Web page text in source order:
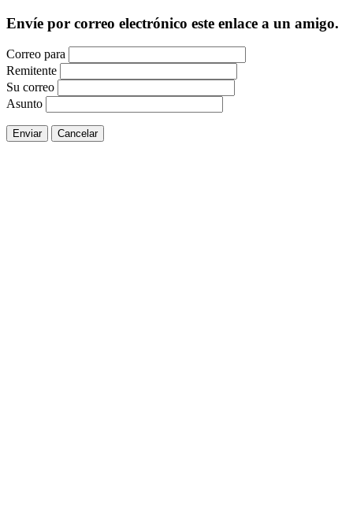
Envíe por correo electrónico este enlace a un amigo.
Correo para
Remitente
Su correo
Asunto